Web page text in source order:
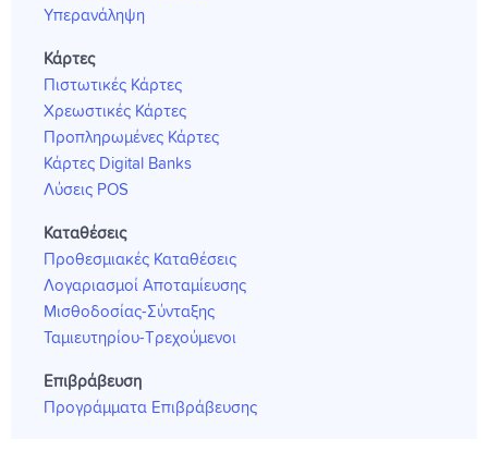
Υπερανάληψη
Κάρτες
Πιστωτικές Κάρτες
Χρεωστικές Κάρτες
Προπληρωμένες Κάρτες
Κάρτες Digital Banks
Λύσεις POS
Καταθέσεις
Προθεσμιακές Καταθέσεις
Λογαριασμοί Αποταμίευσης
Μισθοδοσίας-Σύνταξης
Ταμιευτηρίου-Τρεχούμενοι
Επιβράβευση
Προγράμματα Επιβράβευσης